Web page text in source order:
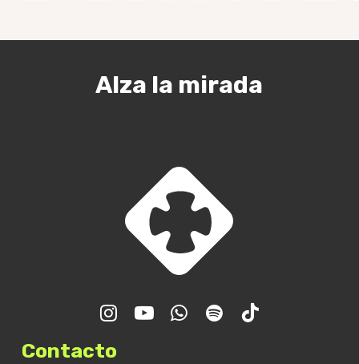
Encuentro GJR – Final de
curso
Alza la mirada
Contacto